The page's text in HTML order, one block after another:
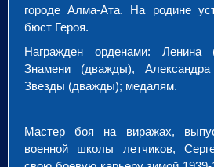
городе Алма-Ата. На родине
бюст Героя.
Награжден орденами: Ленина
Знамени (дважды), Александра
Звезды (дважды); медалям.
Мастер боя на виражах,
военной школы летчиков,